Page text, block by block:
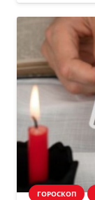
ГОРОСКОП